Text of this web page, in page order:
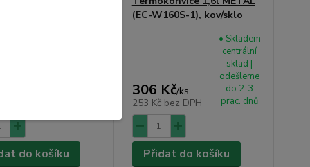
do košíku
(EC-W160S-1), kov/sklo
306 Kč/ks
253 Kč bez DPH
• Skladem
centrální
sklad |
odešleme
do 2-3
prac. dnů
Přidat do košíku